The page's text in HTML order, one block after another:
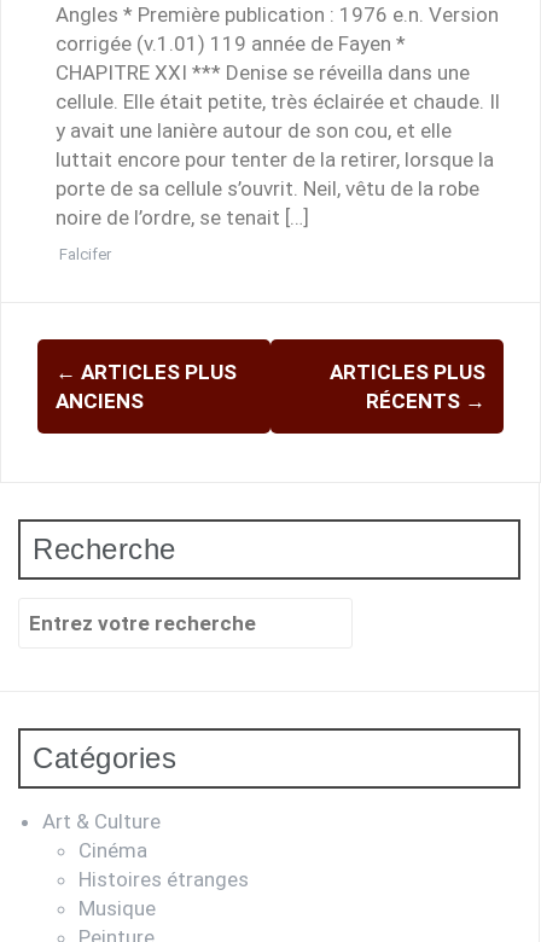
Angles * Première publication : 1976 e.n. Version
corrigée (v.1.01) 119 année de Fayen *
CHAPITRE XXI *** Denise se réveilla dans une
cellule. Elle était petite, très éclairée et chaude. Il
y avait une lanière autour de son cou, et elle
luttait encore pour tenter de la retirer, lorsque la
porte de sa cellule s’ouvrit. Neil, vêtu de la robe
noire de l’ordre, se tenait […]
Falcifer
Navigation
des
articles
← ARTICLES PLUS
ANCIENS
ARTICLES PLUS
RÉCENTS →
Recherche
Recherche
Catégories
Art & Culture
Cinéma
Histoires étranges
Musique